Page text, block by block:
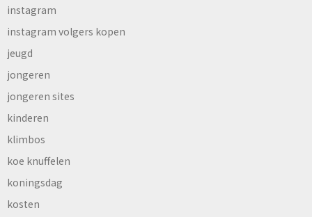
instagram
instagram volgers kopen
jeugd
jongeren
jongeren sites
kinderen
klimbos
koe knuffelen
koningsdag
kosten